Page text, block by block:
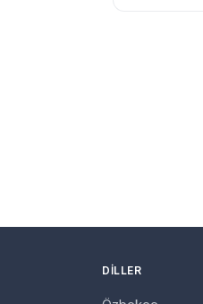
DILLER